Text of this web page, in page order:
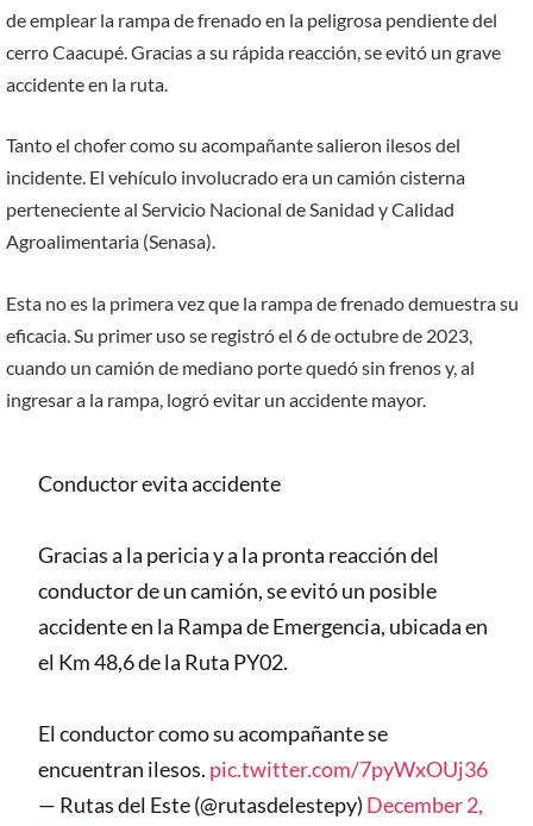
de emplear la rampa de frenado en la peligrosa pendiente del
cerro Caacupé. Gracias a su rápida reacción, se evitó un grave
accidente en la ruta.
Tanto el chofer como su acompañante salieron ilesos del
incidente. El vehículo involucrado era un camión cisterna
perteneciente al Servicio Nacional de Sanidad y Calidad
Agroalimentaria (Senasa).
Esta no es la primera vez que la rampa de frenado demuestra su
eficacia. Su primer uso se registró el 6 de octubre de 2023,
cuando un camión de mediano porte quedó sin frenos y, al
ingresar a la rampa, logró evitar un accidente mayor.
Conductor evita accidente
Gracias a la pericia y a la pronta reacción del
conductor de un camión, se evitó un posible
accidente en la Rampa de Emergencia, ubicada en
el Km 48,6 de la Ruta PY02.
El conductor como su acompañante se
encuentran ilesos. pic.twitter.com/7pyWxOUj36
— Rutas del Este (@rutasdelestepy) December 2,